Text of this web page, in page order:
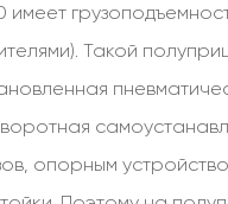
Такой
опорным